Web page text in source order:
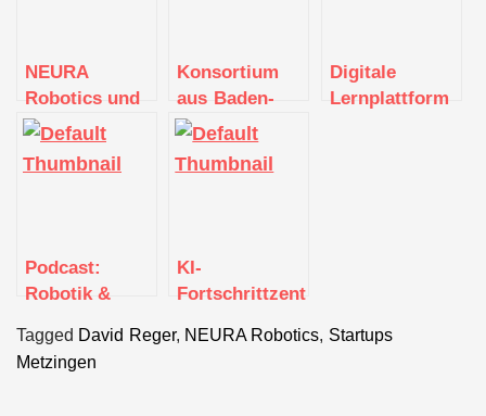
NEURA
Robotics und
OMRON gehen
strategische
Partnerschaft
mit kognitiven
Robotern
Konsortium
aus Baden-
Württemberg
erhält rund 7,9
Millionen Euro
Produktion
Digitale
Lernplattform
Podcast:
Robotik &
Digitalisierung
KI-
Fortschrittzentrum
beim Einstieg
Tagged David Reger, NEURA Robotics, Startups
Metzingen